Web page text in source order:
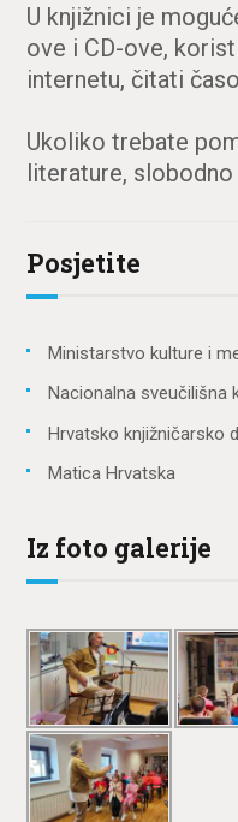
U knjižnici je
ove i CD-ove,
internetu, čitati
Ukoliko trebate
literature,
Posjetite
Ministarstvo kulture i
Nacionalna sveučilišna
Hrvatsko knjižničarsko
Matica Hrvatska
Iz foto galerije